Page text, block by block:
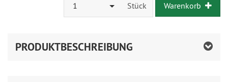
1 Stück Warenkorb
PRODUKTBESCHREIBUNG